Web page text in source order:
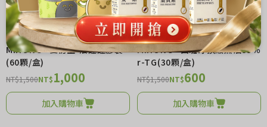
MIHONG® 夏初生-法蓬蓬膠囊
(60顆/盒)
NT$1,500NT$1,000
加入購物車
MIHONG® 西班牙頂級魚油85％
r-TG(30顆/盒)
NT$1,500NT$600
加入購物車